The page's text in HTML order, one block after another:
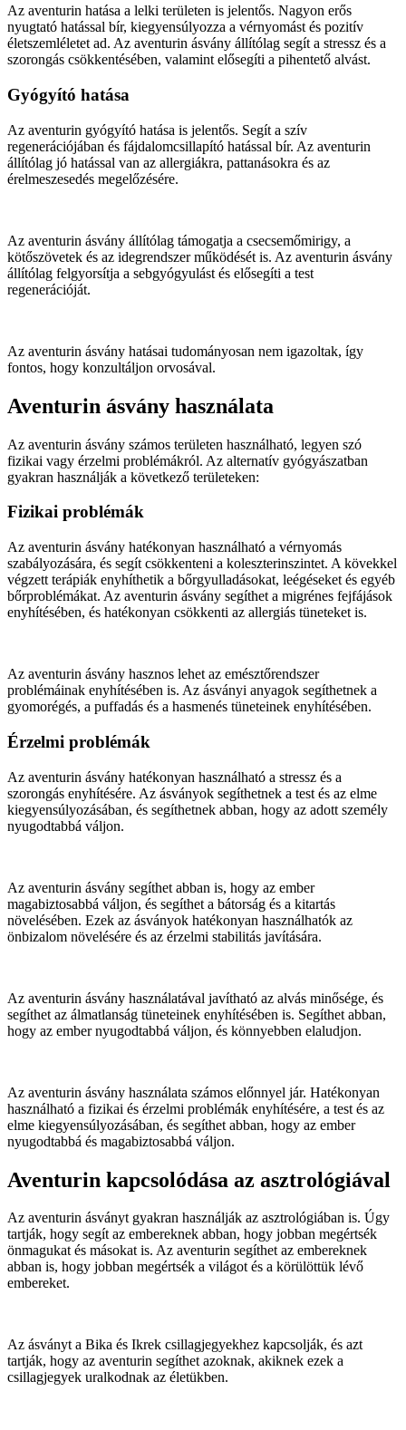
Az aventurin hatása a lelki területen is jelentős. Nagyon erős
nyugtató hatással bír, kiegyensúlyozza a vérnyomást és pozitív
életszemléletet ad. Az aventurin ásvány állítólag segít a stressz és a
szorongás csökkentésében, valamint elősegíti a pihentető alvást.
Gyógyító hatása
Az aventurin gyógyító hatása is jelentős. Segít a szív
regenerációjában és fájdalomcsillapító hatással bír. Az aventurin
állítólag jó hatással van az allergiákra, pattanásokra és az
érelmeszesedés megelőzésére.
Az aventurin ásvány állítólag támogatja a csecsemőmirigy, a
kötőszövetek és az idegrendszer működését is. Az aventurin ásvány
állítólag felgyorsítja a sebgyógyulást és elősegíti a test
regenerációját.
Az aventurin ásvány hatásai tudományosan nem igazoltak, így
fontos, hogy konzultáljon orvosával.
Aventurin ásvány használata
Az aventurin ásvány számos területen használható, legyen szó
fizikai vagy érzelmi problémákról. Az alternatív gyógyászatban
gyakran használják a következő területeken:
Fizikai problémák
Az aventurin ásvány hatékonyan használható a vérnyomás
szabályozására, és segít csökkenteni a koleszterinszintet. A kövekkel
végzett terápiák enyhíthetik a bőrgyulladásokat, leégéseket és egyéb
bőrproblémákat. Az aventurin ásvány segíthet a migrénes fejfájások
enyhítésében, és hatékonyan csökkenti az allergiás tüneteket is.
Az aventurin ásvány hasznos lehet az emésztőrendszer
problémáinak enyhítésében is. Az ásványi anyagok segíthetnek a
gyomorégés, a puffadás és a hasmenés tüneteinek enyhítésében.
Érzelmi problémák
Az aventurin ásvány hatékonyan használható a stressz és a
szorongás enyhítésére. Az ásványok segíthetnek a test és az elme
kiegyensúlyozásában, és segíthetnek abban, hogy az adott személy
nyugodtabbá váljon.
Az aventurin ásvány segíthet abban is, hogy az ember
magabiztosabbá váljon, és segíthet a bátorság és a kitartás
növelésében. Ezek az ásványok hatékonyan használhatók az
önbizalom növelésére és az érzelmi stabilitás javítására.
Az aventurin ásvány használatával javítható az alvás minősége, és
segíthet az álmatlanság tüneteinek enyhítésében is. Segíthet abban,
hogy az ember nyugodtabbá váljon, és könnyebben elaludjon.
Az aventurin ásvány használata számos előnnyel jár. Hatékonyan
használható a fizikai és érzelmi problémák enyhítésére, a test és az
elme kiegyensúlyozásában, és segíthet abban, hogy az ember
nyugodtabbá és magabiztosabbá váljon.
Aventurin kapcsolódása az asztrológiával
Az aventurin ásványt gyakran használják az asztrológiában is. Úgy
tartják, hogy segít az embereknek abban, hogy jobban megértsék
önmagukat és másokat is. Az aventurin segíthet az embereknek
abban is, hogy jobban megértsék a világot és a körülöttük lévő
embereket.
Az ásványt a Bika és Ikrek csillagjegyekhez kapcsolják, és azt
tartják, hogy az aventurin segíthet azoknak, akiknek ezek a
csillagjegyek uralkodnak az életükben.